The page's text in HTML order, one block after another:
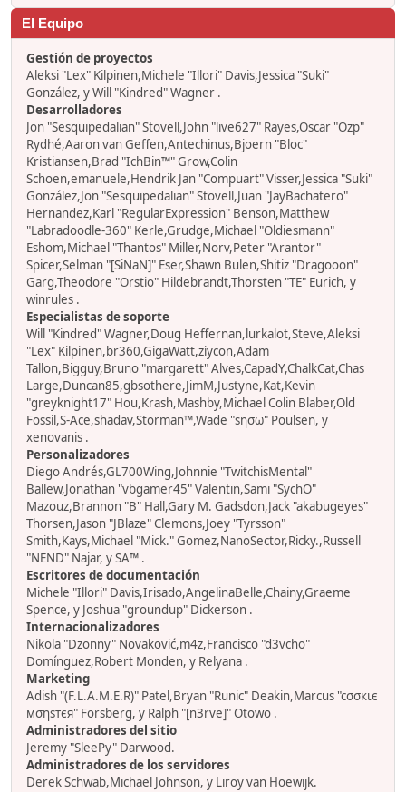
El Equipo
Gestión de proyectos
Aleksi "Lex" Kilpinen,Michele "Illori" Davis,Jessica "Suki"
González, y Will "Kindred" Wagner .
Desarrolladores
Jon "Sesquipedalian" Stovell,John "live627" Rayes,Oscar "Ozp"
Rydhé,Aaron van Geffen,Antechinus,Bjoern "Bloc"
Kristiansen,Brad "IchBin™" Grow,Colin
Schoen,emanuele,Hendrik Jan "Compuart" Visser,Jessica "Suki"
González,Jon "Sesquipedalian" Stovell,Juan "JayBachatero"
Hernandez,Karl "RegularExpression" Benson,Matthew
"Labradoodle-360" Kerle,Grudge,Michael "Oldiesmann"
Eshom,Michael "Thantos" Miller,Norv,Peter "Arantor"
Spicer,Selman "[SiNaN]" Eser,Shawn Bulen,Shitiz "Dragooon"
Garg,Theodore "Orstio" Hildebrandt,Thorsten "TE" Eurich, y
winrules .
Especialistas de soporte
Will "Kindred" Wagner,Doug Heffernan,lurkalot,Steve,Aleksi
"Lex" Kilpinen,br360,GigaWatt,ziycon,Adam
Tallon,Bigguy,Bruno "margarett" Alves,CapadY,ChalkCat,Chas
Large,Duncan85,gbsothere,JimM,Justyne,Kat,Kevin
"greyknight17" Hou,Krash,Mashby,Michael Colin Blaber,Old
Fossil,S-Ace,shadav,Storman™,Wade "sησω" Poulsen, y
xenovanis .
Personalizadores
Diego Andrés,GL700Wing,Johnnie "TwitchisMental"
Ballew,Jonathan "vbgamer45" Valentin,Sami "SychO"
Mazouz,Brannon "B" Hall,Gary M. Gadsdon,Jack "akabugeyes"
Thorsen,Jason "JBlaze" Clemons,Joey "Tyrsson"
Smith,Kays,Michael "Mick." Gomez,NanoSector,Ricky.,Russell
"NEND" Najar, y SA™ .
Escritores de documentación
Michele "Illori" Davis,Irisado,AngelinaBelle,Chainy,Graeme
Spence, y Joshua "groundup" Dickerson .
Internacionalizadores
Nikola "Dzonny" Novaković,m4z,Francisco "d3vcho"
Domínguez,Robert Monden, y Relyana .
Marketing
Adish "(F.L.A.M.E.R)" Patel,Bryan "Runic" Deakin,Marcus "cσσкιє
мσηѕтєя" Forsberg, y Ralph "[n3rve]" Otowo .
Administradores del sitio
Jeremy "SleePy" Darwood.
Administradores de los servidores
Derek Schwab,Michael Johnson, y Liroy van Hoewijk.